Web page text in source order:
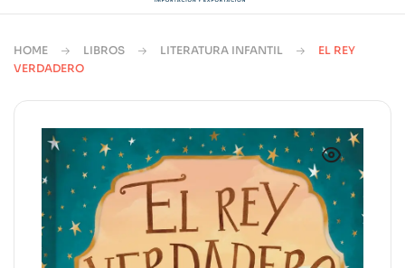
HOME LIBROS LITERATURA INFANTIL
EL REY
VERDADERO